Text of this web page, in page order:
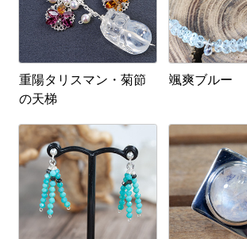
重陽タリスマン・菊節
の天梯
颯爽ブルー